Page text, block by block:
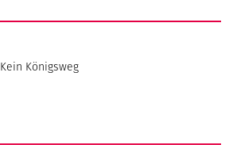
Kein Königsweg